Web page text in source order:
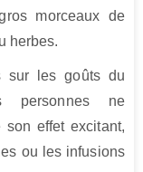
morceaux de
herbes.
sur les goûts du
personnes ne
effet excitant,
ou les infusions